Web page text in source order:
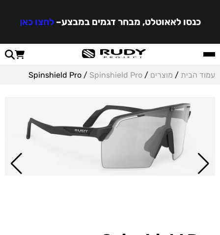
כנסו לאאוטלט, מבחר דגמים במבצע–לחצו כאן
עמוד הבית / מוצרים /
Spinshield Pro
/ Spinshield Pro